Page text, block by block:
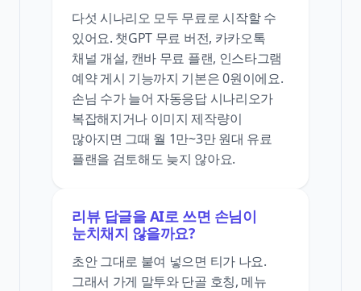
다섯 시나리오 모두 무료로 시작할 수
있어요. 챗GPT 무료 버전, 카카오톡
채널 개설, 캔바 무료 플랜, 인스타그램
예약 게시 기능까지 기본은 0원이에요.
손님 수가 늘어 자동응답 시나리오가
복잡해지거나 이미지 제작량이
많아지면 그때 월 1만~3만 원대 유료
플랜을 검토해도 늦지 않아요.
리뷰 답글을 AI로 쓰면 손님이
눈치채지 않을까요?
초안 그대로 붙여 넣으면 티가 나요.
그래서 가게 말투와 단골 호칭, 메뉴